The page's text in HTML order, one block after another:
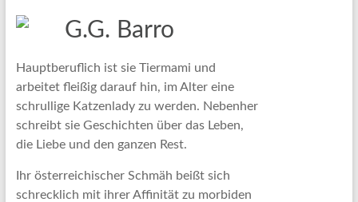
G.G. Barro
Hauptberuflich ist sie Tiermami und
arbeitet fleißig darauf hin, im Alter eine
schrullige Katzenlady zu werden. Nebenher
schreibt sie Geschichten über das Leben,
die Liebe und den ganzen Rest.
Ihr österreichischer Schmäh beißt sich
schrecklich mit ihrer Affinität zu morbiden